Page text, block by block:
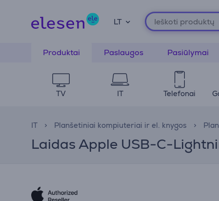
LT
Produktai Paslaugos Pasiūlymai
TV IT Telefonai
IT Planšetiniai kompiuteriai ir el. knygos
Laidas Apple USB-C-